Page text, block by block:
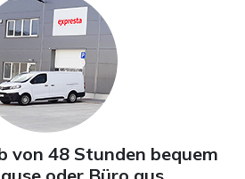
und Sticker
von 48 Stunden bequem